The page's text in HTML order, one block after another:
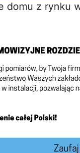
domu z rynku